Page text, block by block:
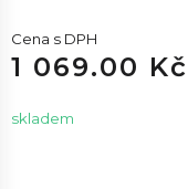
Cena s DPH
1 069.00 Kč
skladem